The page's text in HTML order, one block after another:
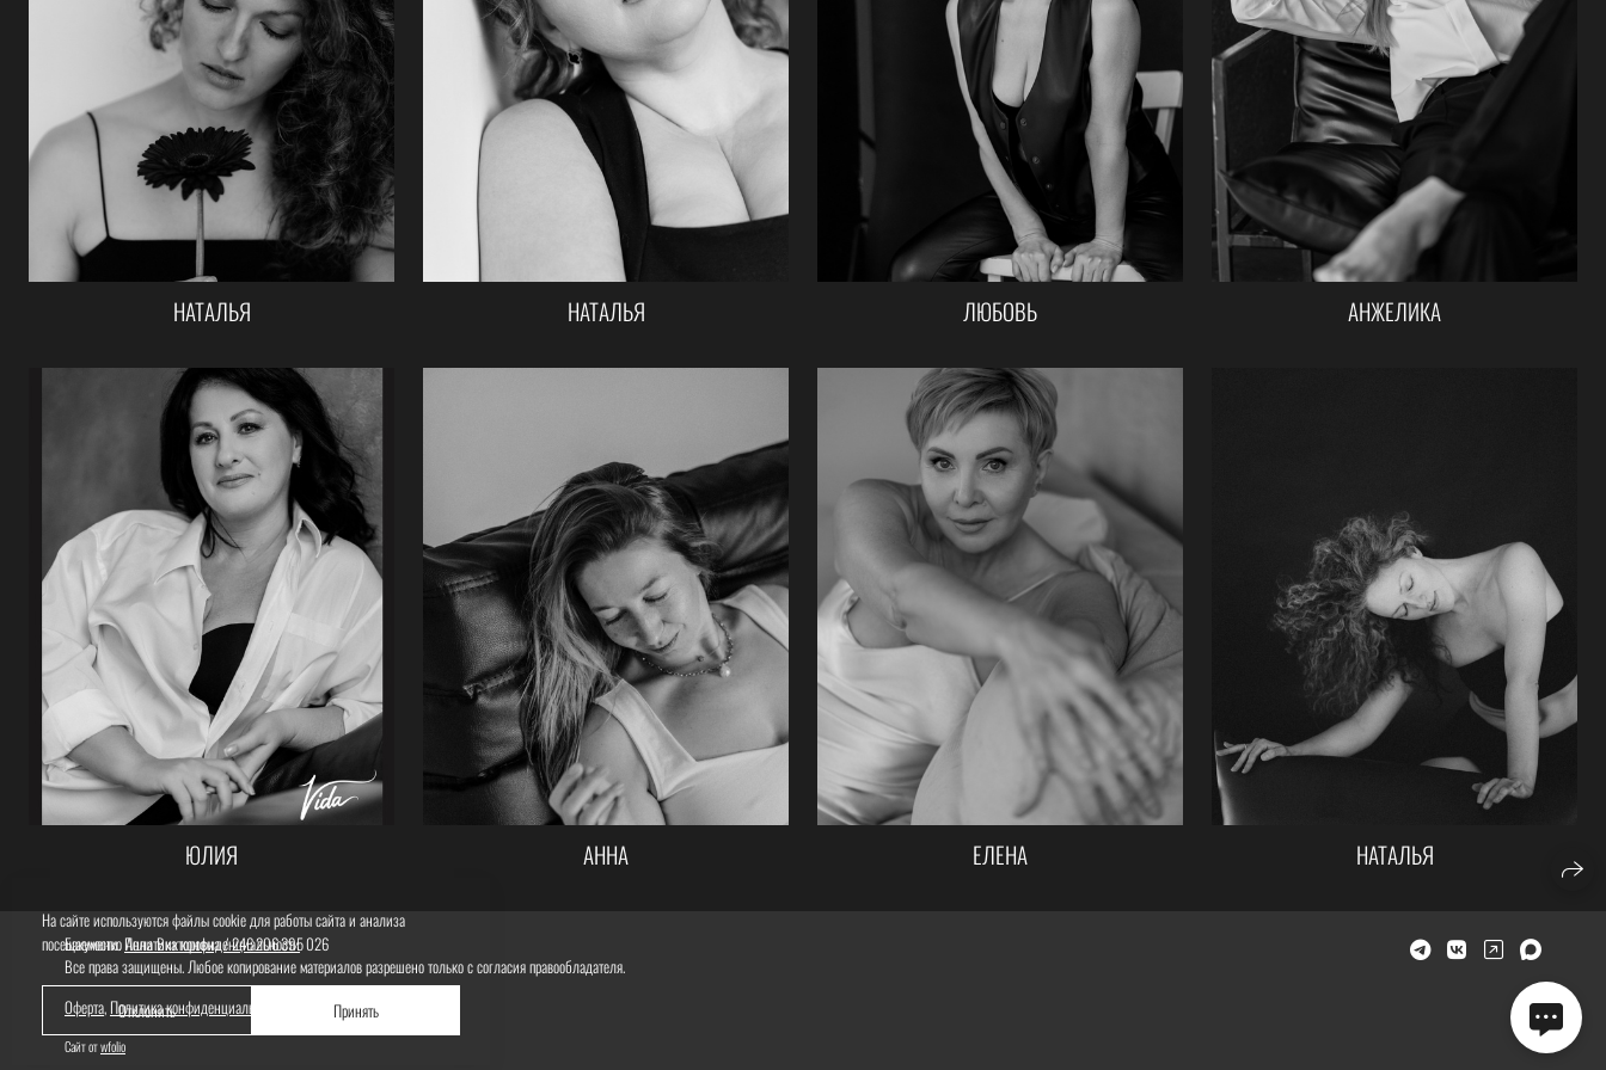
НАТАЛЬЯ НАТАЛЬЯ ЛЮБОВЬ АНЖЕЛИКА
ЮЛИЯ АННА ЕЛЕНА НАТАЛЬЯ
Бакуменко Анна Викторовна / 246 206 395 026
Все права защищены. Любое копирование материалов разрешено только с согласия правообладателя.
Оферта, Политика конфиденциальности
Сайт отwfolio
На сайте используются файлы cookie для работы сайта и анализа
посещаемости.Политика конфиденциальности
Отклонить Принять